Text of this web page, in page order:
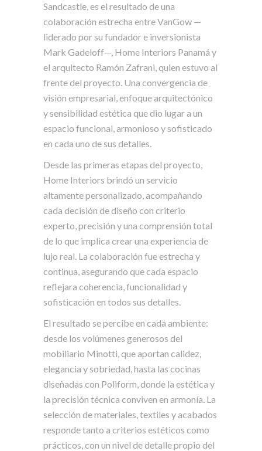
Sandcastle, es el resultado de una
colaboración estrecha entre VanGow —
liderado por su fundador e inversionista
Mark Gadeloff—, Home Interiors Panamá y
el arquitecto Ramón Zafrani, quien estuvo al
frente del proyecto. Una convergencia de
visión empresarial, enfoque arquitectónico
y sensibilidad estética que dio lugar a un
espacio funcional, armonioso y sofisticado
en cada uno de sus detalles.
Desde las primeras etapas del proyecto,
Home Interiors brindó un servicio
altamente personalizado, acompañando
cada decisión de diseño con criterio
experto, precisión y una comprensión total
de lo que implica crear una experiencia de
lujo real. La colaboración fue estrecha y
continua, asegurando que cada espacio
reflejara coherencia, funcionalidad y
sofisticación en todos sus detalles.
El resultado se percibe en cada ambiente:
desde los volúmenes generosos del
mobiliario Minotti, que aportan calidez,
elegancia y sobriedad, hasta las cocinas
diseñadas con Poliform, donde la estética y
la precisión técnica conviven en armonía. La
selección de materiales, textiles y acabados
responde tanto a criterios estéticos como
prácticos, con un nivel de detalle propio del